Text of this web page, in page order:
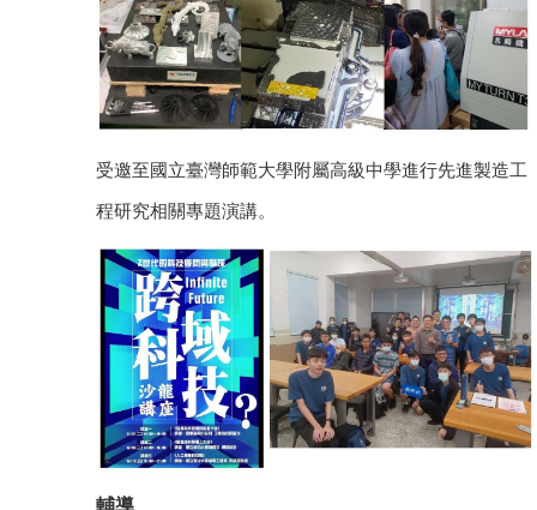
受邀至國立臺灣師範大學附屬高級中學進行先進製造工
程研究相關專題演講。